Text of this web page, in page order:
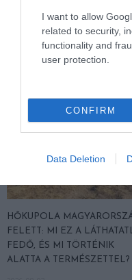
I want to allow
related to security,
functionality and
user protection.
CONFIRM
Data Deletion
2026-08-06
HŐKUPOLA
FELETT: MI EZ A
FEDŐ, ÉS MI TÖRTÉNIK
ALATTA A TERMÉSZETTEL?